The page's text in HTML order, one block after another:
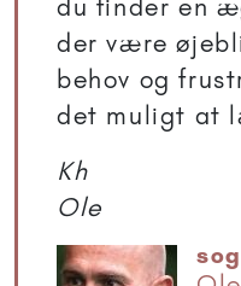
du finder en
der være
behov og
det muligt at
Kh
Ole